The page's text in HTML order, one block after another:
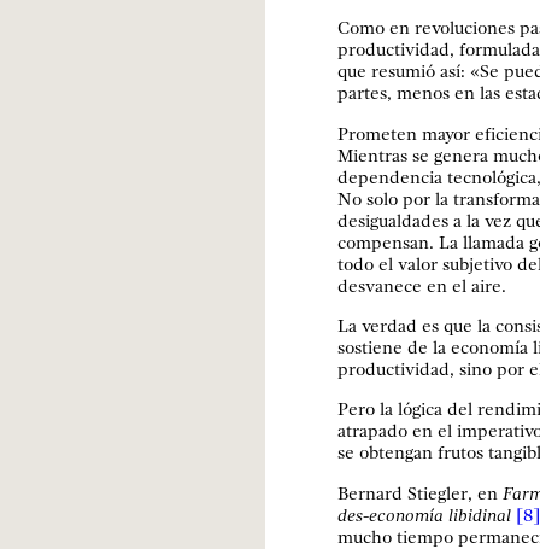
Como en revoluciones
productividad,
que resumió así: «Se
partes, menos en las
Prometen mayor
Mientras se genera
dependencia
No solo por la
desigualdades a la vez
compensan. La llamada
todo el valor subjetivo
desvanece en el aire.
La verdad es que la
sostiene de la economía
productividad, sino por
Pero la lógica del
atrapado en el
se obtengan frutos
Bernard Stiegler, en
des-economía libidinal [8]
mucho tiempo